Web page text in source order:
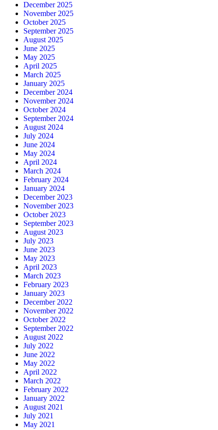
December 2025
November 2025
October 2025
September 2025
August 2025
June 2025
May 2025
April 2025
March 2025
January 2025
December 2024
November 2024
October 2024
September 2024
August 2024
July 2024
June 2024
May 2024
April 2024
March 2024
February 2024
January 2024
December 2023
November 2023
October 2023
September 2023
August 2023
July 2023
June 2023
May 2023
April 2023
March 2023
February 2023
January 2023
December 2022
November 2022
October 2022
September 2022
August 2022
July 2022
June 2022
May 2022
April 2022
March 2022
February 2022
January 2022
August 2021
July 2021
May 2021